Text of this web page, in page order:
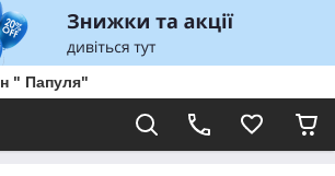
" Папуля"